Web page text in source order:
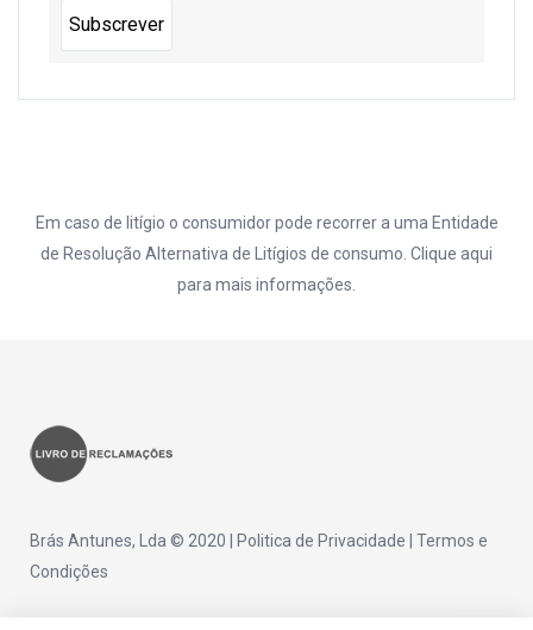
Em caso de litígio o consumidor pode recorrer a uma Entidade
de Resolução Alternativa de Litígios de consumo. Clique aqui
para mais informações.
Brás Antunes, Lda © 2020 | Politica de Privacidade
Termos e
Condições